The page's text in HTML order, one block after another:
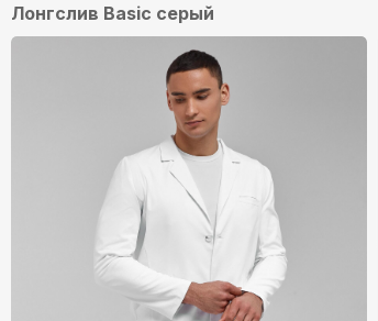
Лонгслив Basic серый